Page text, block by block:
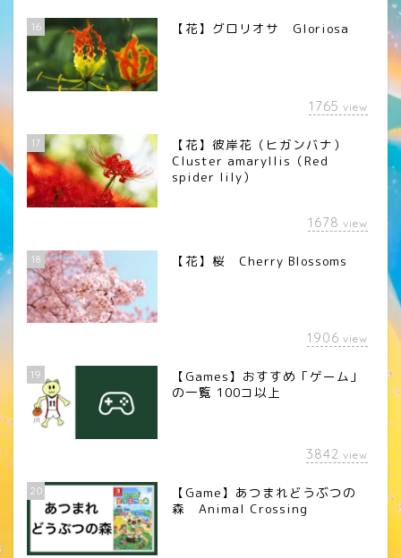
16 【花】グロリオサ Gloriosa
1765 view
17
【花】彼岸花（ヒガンバナ）
Cluster amaryllis（Red
spider lily）
1678 view
18 【花】桜 Cherry Blossoms
1906 view
19
【Games】おすすめ「ゲーム」
の一覧 100コ以上
3842 view
20
【Game】あつまれどうぶつの
森 Animal Crossing